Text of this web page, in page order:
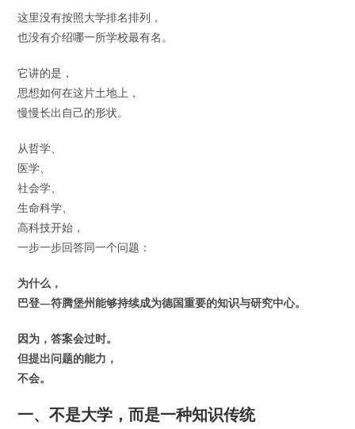
这里没有按照大学排名排列，
也没有介绍哪一所学校最有名。
它讲的是，
思想如何在这片土地上，
慢慢长出自己的形状。
从哲学、
医学、
社会学、
生命科学、
高科技开始，
一步一步回答同一个问题：
为什么，
巴登—符腾堡州能够持续成为德国重要的知识与研究中心。
因为，答案会过时。
但提出问题的能力，
不会。
一、不是大学，而是一种知识传统